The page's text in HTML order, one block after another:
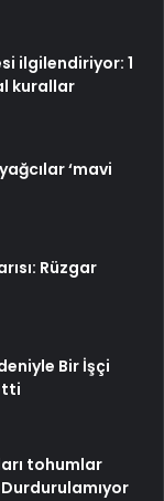
ilgilendiriyor: 1
kurallar
‘mavi
Rüzgar
Bir İşçi
tohumlar